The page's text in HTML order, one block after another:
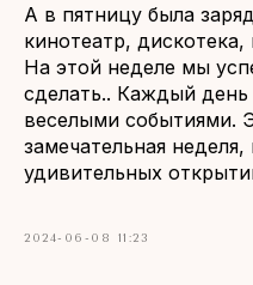
А в пятницу была
кинотеатр,
На этой неделе мы
сделать.. Каждый
веселыми событиями.
замечательная
удивительных
2024-06-08 11:23